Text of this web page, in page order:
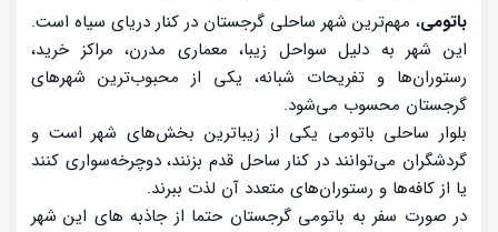
باتومی، مهم‌ترین شهر ساحلی گرجستان در کنار دریای سیاه است.
این شهر به دلیل سواحل زیبا، معماری مدرن، مراکز خرید،
رستوران‌ها و تفریحات شبانه، یکی از محبوب‌ترین شهرهای
گرجستان محسوب می‌شود.
بلوار ساحلی باتومی یکی از زیباترین بخش‌های شهر است و
گردشگران می‌توانند در کنار ساحل قدم بزنند، دوچرخه‌سواری کنند
یا از کافه‌ها و رستوران‌های متعدد آن لذت ببرند.
در صورت سفر به باتومی گرجستان حتما از جاذبه های این شهر